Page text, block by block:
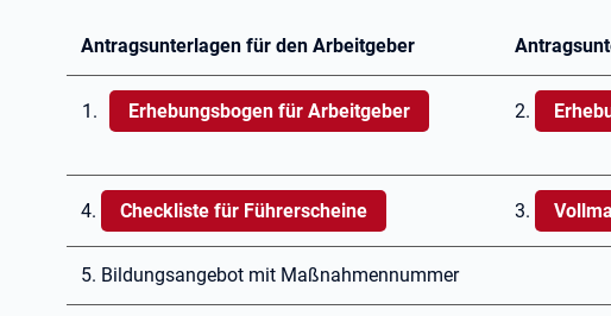
Antragsunterlagen für den Arbeitgeber
Erhebungsbogen für Arbeitgeber 2.
4. Checkliste für Führerscheine 3.
5. Bildungsangebot mit Maßnahmennummer